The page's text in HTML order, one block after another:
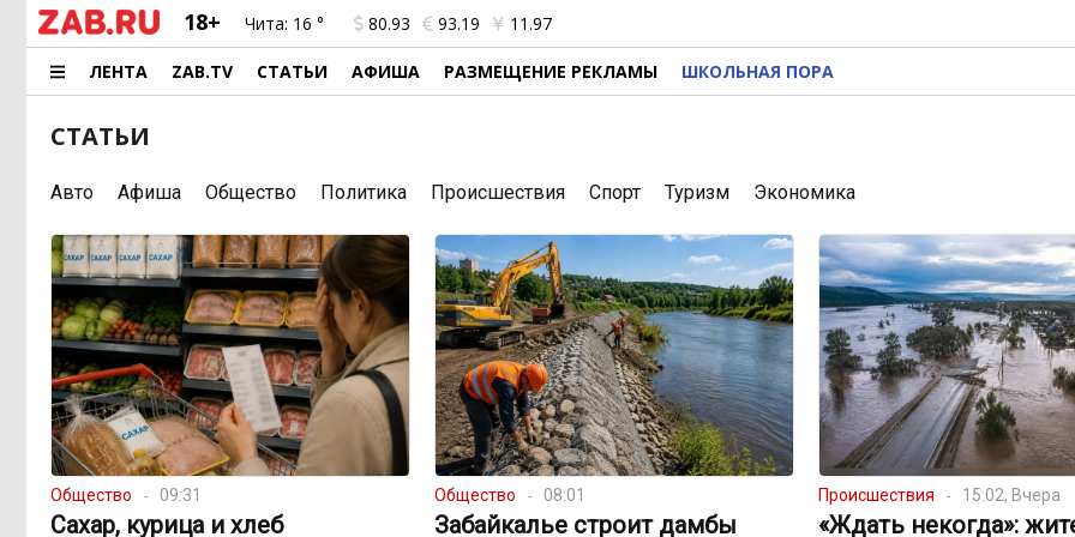
18+ Чита: 16 ° 80.93 93.19 11.97
ЛЕНТА ZAB.TV СТАТЬИ АФИША РАЗМЕЩЕНИЕ РЕКЛАМЫ ШКОЛЬНАЯ ПОРА
СТАТЬИ
Авто Афиша Общество Политика Происшествия Спорт Туризм Экономика
Общество 09:31
Сахар, курица и хлеб
Общество 08:01
Забайкалье строит дамбы
Происшествия 15:02, Вчера
«Ждать некогда»: